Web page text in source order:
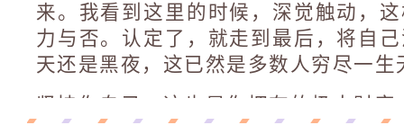
来。我看到这里的时候，深觉触动，
力与否。认定了，就走到最后，将自
天还是黑夜，这已然是多数人穷尽一
坚持你自己，这也是你拥有的极大财富